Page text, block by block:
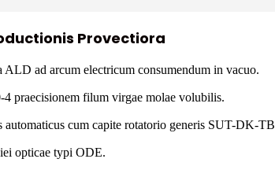
Provectiora
ad arcum electricum consumendum in vacuo.
praecisionem filum virgae molae volubilis.
cum capite rotatorio generis SUT-DK-TB
opticae typi ODE.